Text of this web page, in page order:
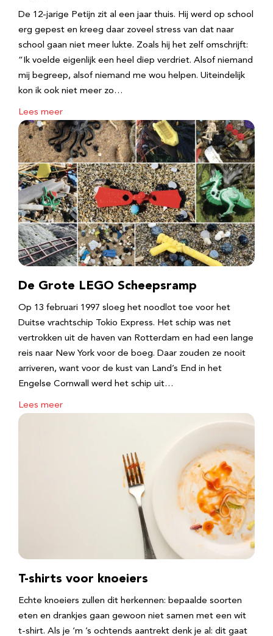
De 12-jarige Petijn zit al een jaar thuis. Hij werd op school
erg gepest en kreeg daar zoveel stress van dat naar
school gaan niet meer lukte. Zoals hij het zelf omschrijft:
“Ik voelde eigenlijk een heel diep verdriet. Alsof niemand
mij begreep, alsof niemand me wou helpen. Uiteindelijk
kon ik ook niet meer zo…
Lees meer
De Grote LEGO Scheepsramp
Op 13 februari 1997 sloeg het noodlot toe voor het
Duitse vrachtschip Tokio Express. Het schip was net
vertrokken uit de haven van Rotterdam en had een lange
reis naar New York voor de boeg. Daar zouden ze nooit
arriveren, want voor de kust van Land’s End in het
Engelse Cornwall werd het schip uit…
Lees meer
T-shirts voor knoeiers
Echte knoeiers zullen dit herkennen: bepaalde soorten
eten en drankjes gaan gewoon niet samen met een wit
t-shirt. Als je ‘m ’s ochtends aantrekt denk je al: dit gaat